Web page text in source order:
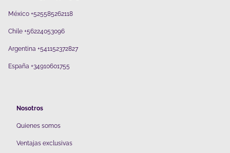
México +525585262118
Chile +56224053096
Argentina +541152372827
España +34910601755
Nosotros
Quienes somos
Ventajas exclusivas